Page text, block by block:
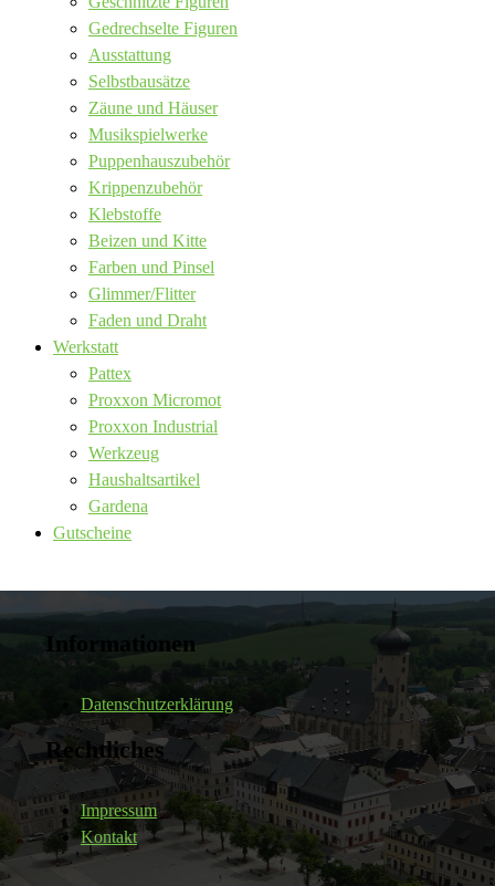
Gedrechselte Figuren
Ausstattung
Selbstbausätze
Zäune und Häuser
Musikspielwerke
Puppenhauszubehör
Krippenzubehör
Klebstoffe
Beizen und Kitte
Farben und Pinsel
Glimmer/Flitter
Faden und Draht
Werkstatt
Pattex
Proxxon Micromot
Proxxon Industrial
Werkzeug
Haushaltsartikel
Gardena
Gutscheine
Informationen
Datenschutzerklärung
Rechtliches
Impressum
Kontakt